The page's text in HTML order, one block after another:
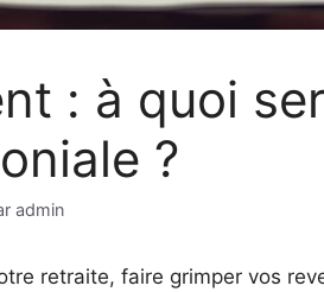
: à quoi
?
admin
retraite, faire grimper vos